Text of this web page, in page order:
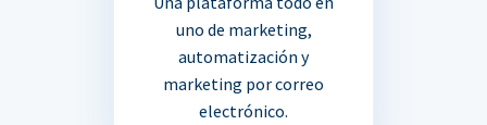
uno de marketing,
automatización y
marketing por correo
electrónico.